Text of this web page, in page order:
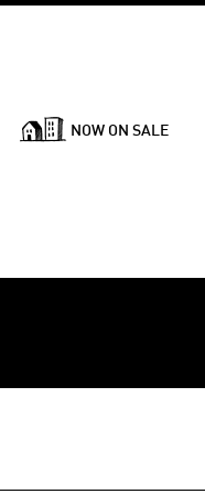
NOW ON SALE